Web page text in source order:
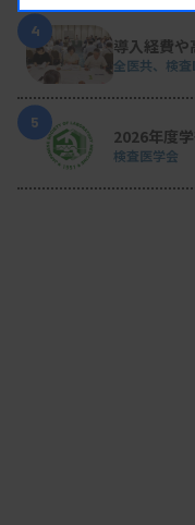
4
導入経費や
全医共、検
5
2026年度
検査医学会